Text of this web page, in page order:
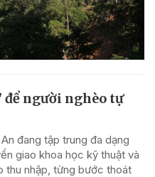
để người nghèo tự
đang tập trung đa dạng
giao khoa học kỹ thuật và
thu nhập, từng bước thoát